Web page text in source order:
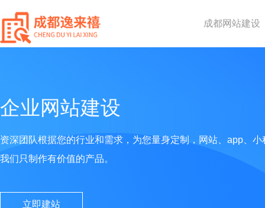
成都网站建设
企业网站建设
资深团队根据您的行业和需求，为您量身定制，网站、app、
我们只制作有价值的产品。
立即建站